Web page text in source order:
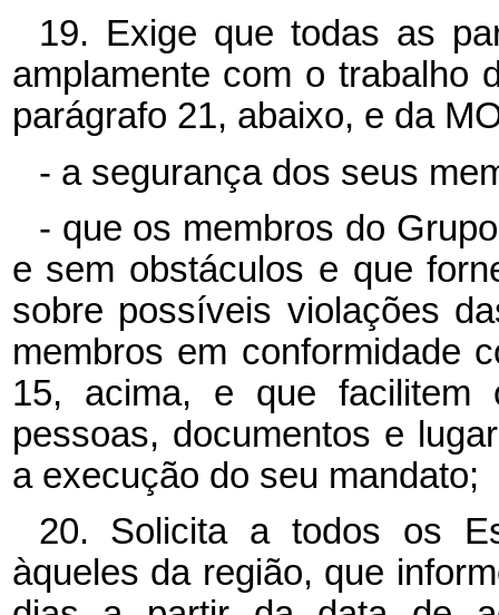
19. Exige que todas as
amplamente com o trabalho
parágrafo 21, abaixo, e da
- a segurança dos seus
- que os membros do
e sem obstáculos e que
sobre possíveis violações
membros em conformidade
15, acima, e que
pessoas, documentos e
a execução do seu mandato;
20. Solicita a todos os
àqueles da região, que